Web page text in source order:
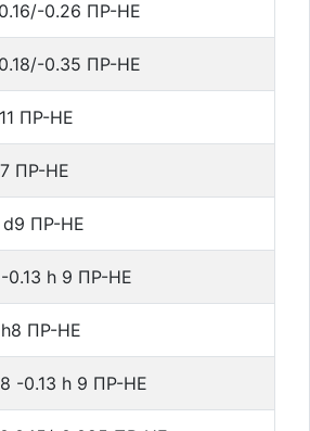
0.26 ПР-НЕ
0.35 ПР-НЕ
ПР-НЕ
ПР-НЕ
d9 ПР-НЕ
0.13 h 9 ПР-НЕ
h8 ПР-НЕ
-0.13 h 9 ПР-НЕ